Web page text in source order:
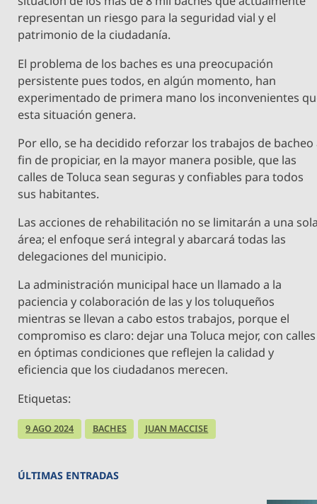
representan un riesgo para la seguridad vial y el
patrimonio de la ciudadanía.
El problema de los baches es una preocupación
persistente pues todos, en algún momento, han
experimentado de primera mano los inconvenientes
esta situación genera.
Por ello, se ha decidido reforzar los trabajos de bacheo
fin de propiciar, en la mayor manera posible, que las
calles de Toluca sean seguras y confiables para todos
sus habitantes.
Las acciones de rehabilitación no se limitarán a una
área; el enfoque será integral y abarcará todas las
delegaciones del municipio.
La administración municipal hace un llamado a la
paciencia y colaboración de las y los toluqueños
mientras se llevan a cabo estos trabajos, porque el
compromiso es claro: dejar una Toluca mejor, con calles
en óptimas condiciones que reflejen la calidad y
eficiencia que los ciudadanos merecen.
Etiquetas:
9 AGO 2024 BACHES JUAN MACCISE
ÚLTIMAS ENTRADAS